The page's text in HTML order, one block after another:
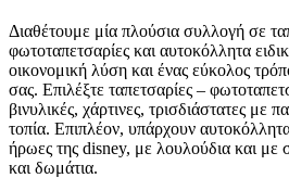
Διαθέτουμε μία πλούσια συλλογή σε
φωτοταπετσαρίες και αυτοκόλλητα
οικονομική λύση και ένας εύκολος
σας. Επιλέξτε ταπετσαρίες –
βινυλικές, χάρτινες, τρισδιάστατες με
τοπία. Επιπλέον, υπάρχουν
ήρωες της disney, με λουλούδια και με
και δωμάτια.